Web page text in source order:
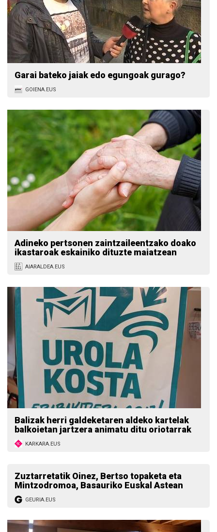
Garai bateko jaiak edo egungoak gurago?
GOIENA.EUS
Adineko pertsonen zaintzaileentzako doako
ikastaroak eskainiko dituzte maiatzean
AIARALDEA.EUS
Balizak herri galdeketaren aldeko kartelak
balkoietan jartzera animatu ditu oriotarrak
KARKARA.EUS
Zuztarretatik Oinez, Bertso topaketa eta
Mintzodromoa, Basauriko Euskal Astean
GEURIA.EUS